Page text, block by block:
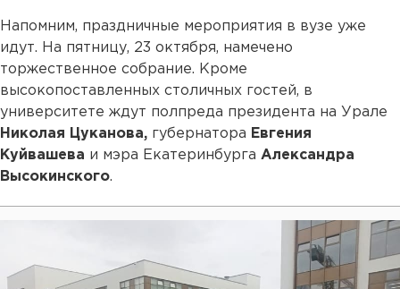
Напомним, праздничные мероприятия в вузе уже
идут. На пятницу, 23 октября, намечено
торжественное собрание. Кроме
высокопоставленных столичных гостей, в
университете ждут полпреда президента на Урале
Николая Цуканова, губернатора Евгения
Куйвашева и мэра Екатеринбурга Александра
Высокинского.